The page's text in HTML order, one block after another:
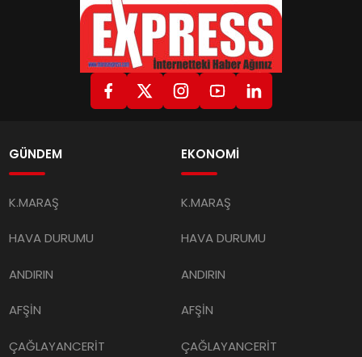
GÜNDEM
K.MARAŞ
HAVA DURUMU
ANDIRIN
AFŞİN
ÇAĞLAYANCERİT
EKONOMİ
K.MARAŞ
HAVA DURUMU
ANDIRIN
AFŞİN
ÇAĞLAYANCERİT